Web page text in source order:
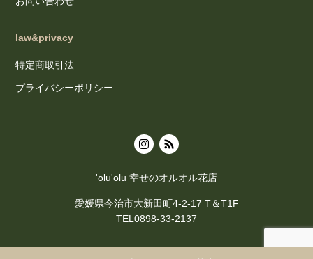
law&privacy
特定商取引法
プライバシーポリシー
'olu'olu 幸せのオルオル花店
愛媛県今治市大新田町4-2-17 T＆T1F
TEL0898-33-2137